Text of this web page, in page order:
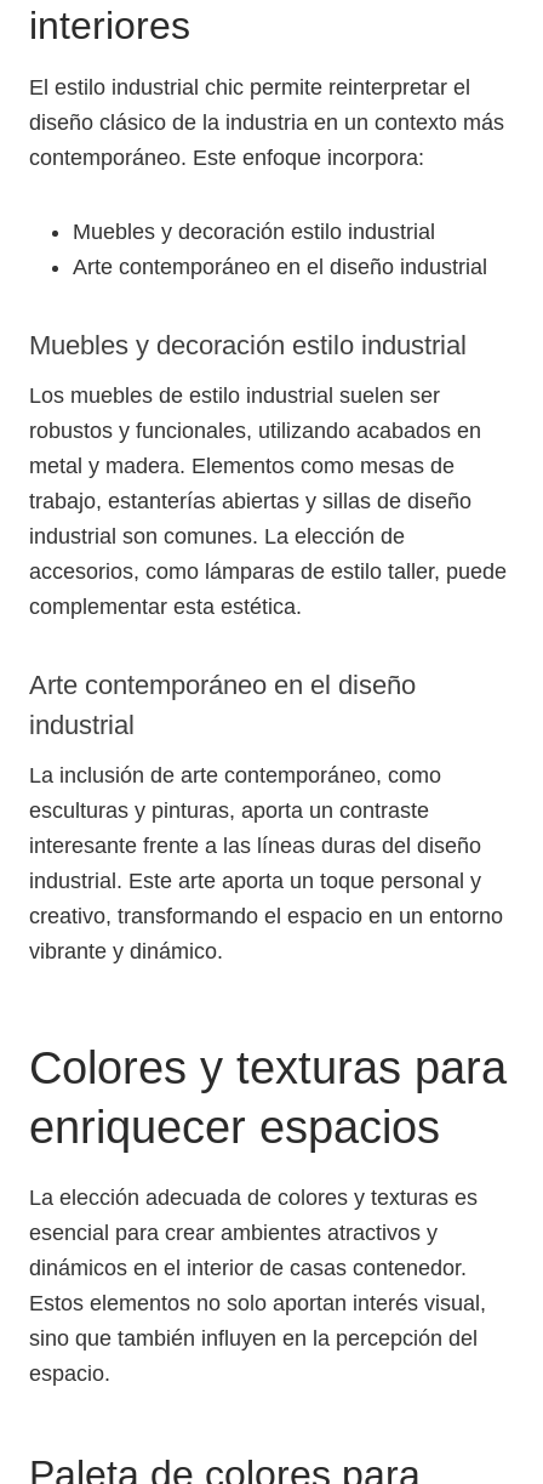
interiores
El estilo industrial chic permite reinterpretar el
diseño clásico de la industria en un contexto más
contemporáneo. Este enfoque incorpora:
Muebles y decoración estilo industrial
Arte contemporáneo en el diseño industrial
Muebles y decoración estilo industrial
Los muebles de estilo industrial suelen ser
robustos y funcionales, utilizando acabados en
metal y madera. Elementos como mesas de
trabajo, estanterías abiertas y sillas de diseño
industrial son comunes. La elección de
accesorios, como lámparas de estilo taller, puede
complementar esta estética.
Arte contemporáneo en el diseño
industrial
La inclusión de arte contemporáneo, como
esculturas y pinturas, aporta un contraste
interesante frente a las líneas duras del diseño
industrial. Este arte aporta un toque personal y
creativo, transformando el espacio en un entorno
vibrante y dinámico.
Colores y texturas para
enriquecer espacios
La elección adecuada de colores y texturas es
esencial para crear ambientes atractivos y
dinámicos en el interior de casas contenedor.
Estos elementos no solo aportan interés visual,
sino que también influyen en la percepción del
espacio.
Paleta de colores para